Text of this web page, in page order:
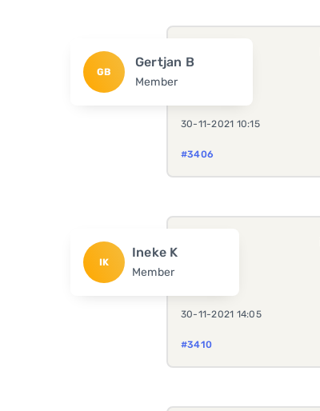
GB
Gertjan B
Member
30-11-2021 10:15
#3406
IK
Ineke K
Member
30-11-2021 14:05
#3410